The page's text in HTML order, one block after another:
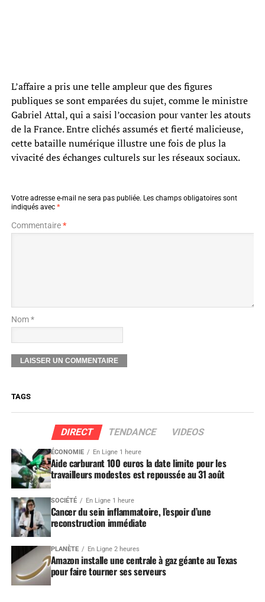
L’affaire a pris une telle ampleur que des figures
publiques se sont emparées du sujet, comme le ministre
Gabriel Attal, qui a saisi l’occasion pour vanter les atouts
de la France. Entre clichés assumés et fierté malicieuse,
cette bataille numérique illustre une fois de plus la
vivacité des échanges culturels sur les réseaux sociaux.
Votre adresse e-mail ne sera pas publiée. Les champs obligatoires sont
indiqués avec *
Commentaire*
Nom *
TAGS
DIRECT TENDANCE VIDEOS
ÉCONOMIE En Ligne 1 heure
Aide carburant 100 euros la date limite pour les
travailleurs modestes est repoussée au 31 août
SOCIÉTÉ En Ligne 1 heure
Cancer du sein inflammatoire, l’espoir d’une
reconstruction immédiate
PLANÈTE En Ligne 2 heures
Amazon installe une centrale à gaz géante au Texas
pour faire tourner ses serveurs